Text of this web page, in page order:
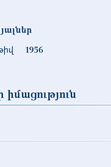
1956
իմացություն